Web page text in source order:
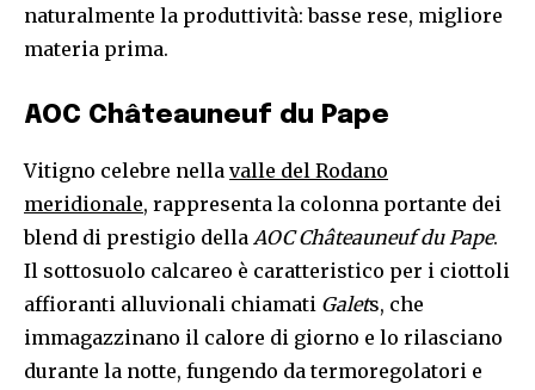
naturalmente la produttività: basse rese, migliore
materia prima.
AOC Châteauneuf du Pape
Vitigno celebre nella valle del Rodano
meridionale, rappresenta la colonna portante dei
blend di prestigio della AOC Châteauneuf du Pape.
Il sottosuolo calcareo è caratteristico per i ciottoli
affioranti alluvionali chiamati Galets, che
immagazzinano il calore di giorno e lo rilasciano
durante la notte, fungendo da termoregolatori e